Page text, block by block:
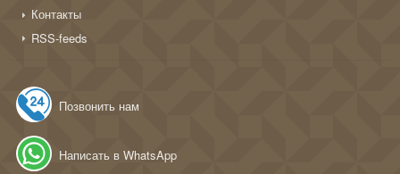
Контакты
RSS-feeds
Позвонить нам
Написать в WhatsApp